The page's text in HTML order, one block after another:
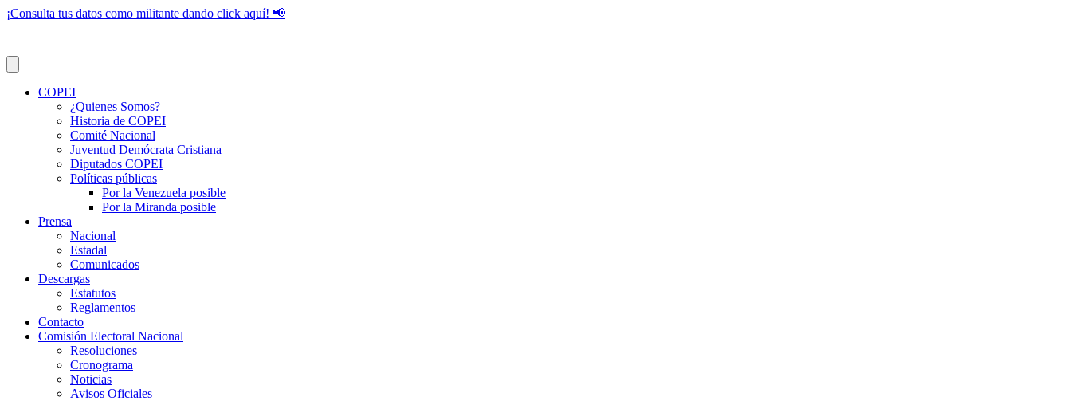
¡Consulta tus datos como militante dando click aquí! 📢
COPEI
¿Quienes Somos?
Historia de COPEI
Comité Nacional
Juventud Demócrata Cristiana
Diputados COPEI
Políticas públicas
Por la Venezuela posible
Por la Miranda posible
Prensa
Nacional
Estadal
Comunicados
Descargas
Estatutos
Reglamentos
Contacto
Comisión Electoral Nacional
Resoluciones
Cronograma
Noticias
Avisos Oficiales